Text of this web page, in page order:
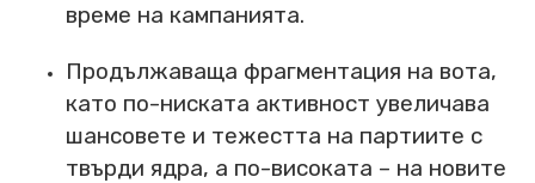
време на кампанията.
Продължаваща фрагментация на вота,
като по-ниската активност увеличава
шансовете и тежестта на партиите с
твърди ядра, а по-високата – на новите